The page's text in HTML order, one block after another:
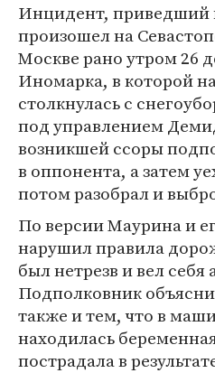
Инцидент, приведший
произошел на
Москве рано утром 26
Иномарка, в которой
столкнулась с
под управлением
возникшей ссоры
в оппонента, а затем
потом разобрал и
По версии Маурина и
нарушил правила
был нетрезв и вел себя
Подполковник
также и тем, что в
находилась
пострадала в